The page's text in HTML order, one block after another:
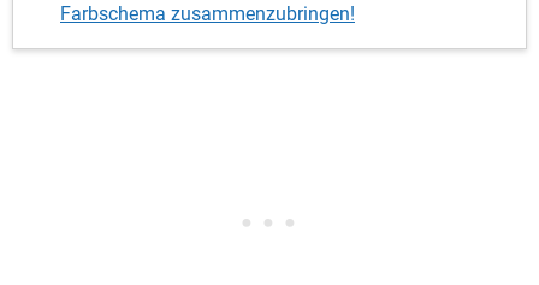
Farbschema zusammenzubringen!